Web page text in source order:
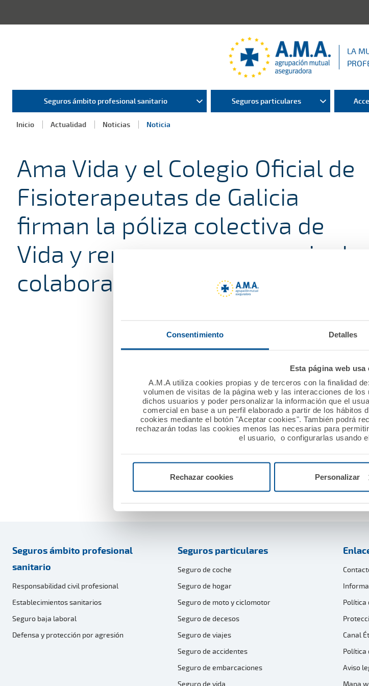
Consentimiento Detalles
Esta página web usa
A.M.A utiliza cookies propias y de terceros con la finalidad
volumen de visitas de la página web y las interacciones de
dichos usuarios y poder personalizar la información que el
comercial en base a un perfil elaborado a partir de los hábitos
cookies mediante el botón "Aceptar cookies". También podrá
rechazarán todas las cookies menos las necesarias para
el usuario, o configurarlas usando
Rechazar cookies Personalizar
LA
Seguros ámbito profesional sanitario Seguros particulares
Inicio Actualidad Noticias Noticia
Ama Vida y el Colegio Oficial de
Fisioterapeutas de Galicia
firman la póliza colectiva de
Vida y renuevan su convenio de
colaboración
09 febrero 2024 - Actualizado 09 febrero 2024, 10:31
A.M.A., han firmado con Ama Vida la póliza colectiva de
Asimismo, y a través de la Fundación A.M.A., ambas
En el acto, celebrado en la sede central de A.M.A. en
Vázquez, director de Colectivos de A.M.A.
Con estos acuerdos, quedaron de manifiesto los
años entre A.M.A. Grupo y los fisioterapeutas gallegos.
Seguros ámbito profesional
sanitario
Responsabilidad civil profesional
Establecimientos sanitarios
Seguro baja laboral
Defensa y protección por agresión
Seguros particulares
Seguro de coche
Seguro de hogar
Seguro de moto y ciclomotor
Seguro de decesos
Seguro de viajes
Seguro de accidentes
Seguro de embarcaciones
Seguro de vida
Política
Canal
Política
Aviso
Mapa